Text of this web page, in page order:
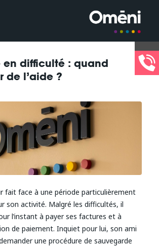
en difficulté : quand
de l’aide ?
fait face à une période particulièrement
son activité. Malgré les difficultés, il
l’instant à payer ses factures et à
de paiement. Inquiet pour lui, son ami
une procédure de sauvegarde